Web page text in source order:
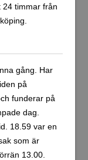
24 timmar från
gång. Har
på
funderar på
dag.
18.59 var en
som är
13.00.